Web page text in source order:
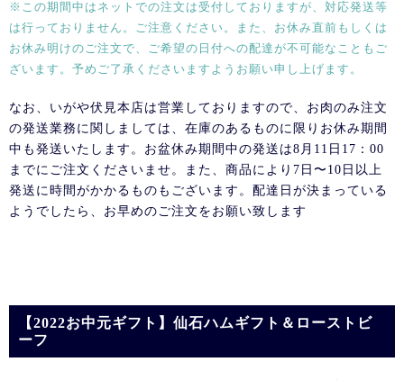
※この期間中はネットでの注文は受付しておりますが、対応発送等
は行っておりません。ご注意ください。また、お休み直前もしくは
お休み明けのご注文で、ご希望の日付への配達が不可能なこともご
ざいます。予めご了承くださいますようお願い申し上げます。
なお、いがや伏見本店は営業しておりますので、お肉のみ注文
の発送業務に関しましては、在庫のあるものに限りお休み期間
中も発送いたします。お盆休み期間中の発送は8月11日17：00
までにご注文くださいませ。また、商品により7日〜10日以上
発送に時間がかかるものもございます。配達日が決まっている
ようでしたら、お早めのご注文をお願い致します
【2022お中元ギフト】仙石ハムギフト＆ローストビ
ーフ